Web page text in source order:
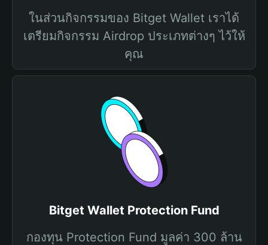
ในส่วนกิจกรรมของ Bitget Wallet เราได้
เตรียมกิจกรรม Airdrop ประเภทต่างๆ ไว้ให้
คุณ
Bitget Wallet Protection Fund
กองทุน Protection Fund มูลค่า 300 ล้าน